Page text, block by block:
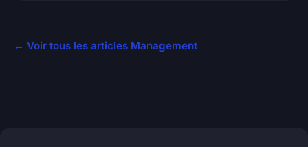
← Voir tous les articles Management